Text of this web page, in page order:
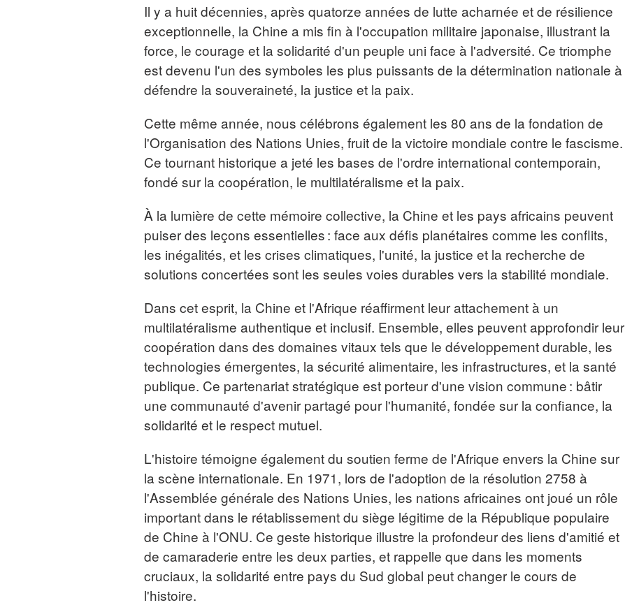
Il y a huit décennies, après quatorze années de lutte acharnée et de résilience
exceptionnelle, la Chine a mis fin à l'occupation militaire japonaise, illustrant la
force, le courage et la solidarité d'un peuple uni face à l'adversité. Ce triomphe
est devenu l'un des symboles les plus puissants de la détermination nationale à
défendre la souveraineté, la justice et la paix.
Cette même année, nous célébrons également les 80 ans de la fondation de
l'Organisation des Nations Unies, fruit de la victoire mondiale contre le fascisme.
Ce tournant historique a jeté les bases de l'ordre international contemporain,
fondé sur la coopération, le multilatéralisme et la paix.
À la lumière de cette mémoire collective, la Chine et les pays africains peuvent
puiser des leçons essentielles : face aux défis planétaires comme les conflits,
les inégalités, et les crises climatiques, l'unité, la justice et la recherche de
solutions concertées sont les seules voies durables vers la stabilité mondiale.
Dans cet esprit, la Chine et l'Afrique réaffirment leur attachement à un
multilatéralisme authentique et inclusif. Ensemble, elles peuvent approfondir leur
coopération dans des domaines vitaux tels que le développement durable, les
technologies émergentes, la sécurité alimentaire, les infrastructures, et la santé
publique. Ce partenariat stratégique est porteur d'une vision commune : bâtir
une communauté d'avenir partagé pour l'humanité, fondée sur la confiance, la
solidarité et le respect mutuel.
L'histoire témoigne également du soutien ferme de l'Afrique envers la Chine sur
la scène internationale. En 1971, lors de l'adoption de la résolution 2758 à
l'Assemblée générale des Nations Unies, les nations africaines ont joué un rôle
important dans le rétablissement du siège légitime de la République populaire
de Chine à l'ONU. Ce geste historique illustre la profondeur des liens d'amitié et
de camaraderie entre les deux parties, et rappelle que dans les moments
cruciaux, la solidarité entre pays du Sud global peut changer le cours de
l'histoire.